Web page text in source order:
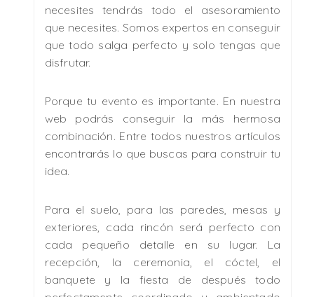
necesites tendrás todo el asesoramiento
que necesites. Somos expertos en conseguir
que todo salga perfecto y solo tengas que
disfrutar.
Porque tu evento es importante. En nuestra
web podrás conseguir la más hermosa
combinación. Entre todos nuestros artículos
encontrarás lo que buscas para construir tu
idea.
Para el suelo, para las paredes, mesas y
exteriores, cada rincón será perfecto con
cada pequeño detalle en su lugar. La
recepción, la ceremonia, el cóctel, el
banquete y la fiesta de después todo